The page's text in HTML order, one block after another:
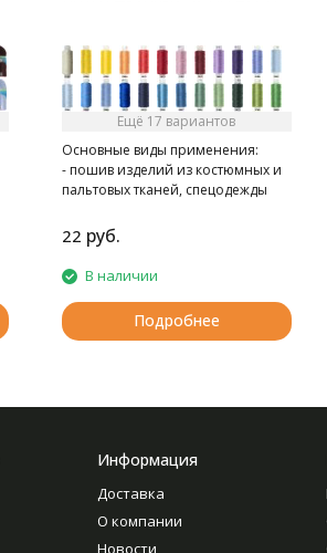
Ещё 17 вариантов
Основные виды применения:
- пошив изделий из костюмных и
пальтовых тканей, спецодежды
скреплении книг в типографии
22 руб.
В наличии
Подробнее
Информация
Доставка
О компании
Новости